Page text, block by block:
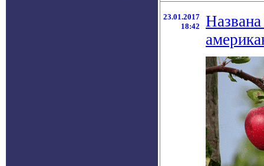
23.01.2017
18:42
Названа